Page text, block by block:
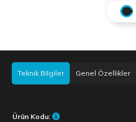
Teknik Bilgiler Genel Özellikler
Ürün Kodu: